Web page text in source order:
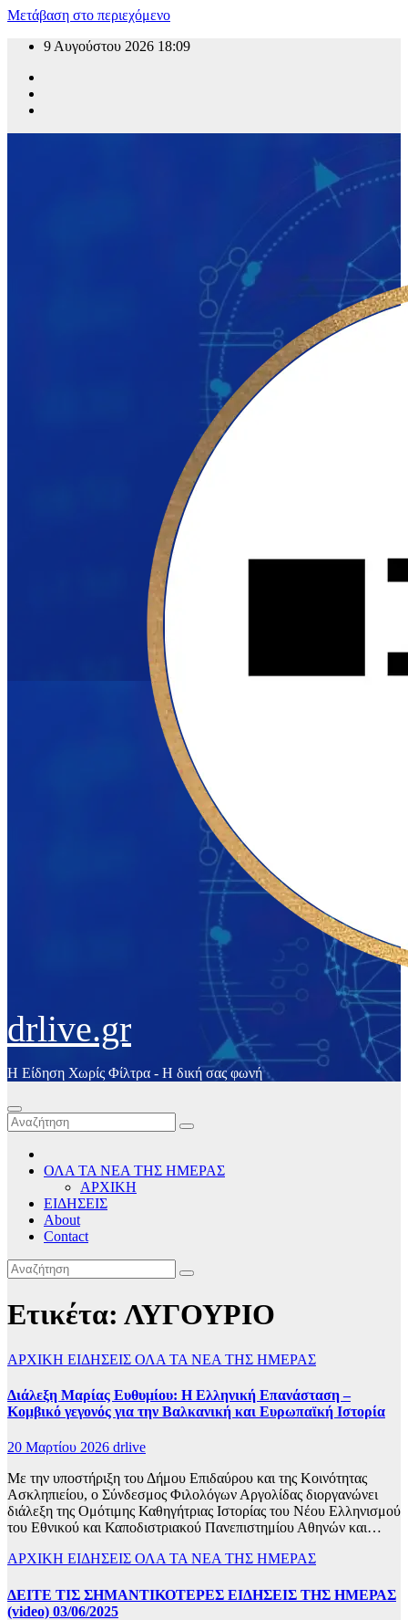
Μετάβαση στο περιεχόμενο
9 Αυγούστου 2026 18:09
drlive.gr
Η Είδηση Χωρίς Φίλτρα - H δική σας φωνή
ΟΛΑ ΤΑ ΝΕΑ ΤΗΣ ΗΜΕΡΑΣ
ΑΡΧΙΚΗ
ΕΙΔΗΣΕΙΣ
About
Contact
Ετικέτα: ΛΥΓΟΥΡΙΟ
ΑΡΧΙΚΗ ΕΙΔΗΣΕΙΣ ΟΛΑ ΤΑ ΝΕΑ ΤΗΣ ΗΜΕΡΑΣ
Διάλεξη Μαρίας Ευθυμίου: Η Ελληνική Επανάσταση –
Κομβικό γεγονός για την Βαλκανική και Ευρωπαϊκή Ιστορία
20 Μαρτίου 2026 drlive
Με την υποστήριξη του Δήμου Επιδαύρου και της Κοινότητας
Ασκληπιείου, ο Σύνδεσμος Φιλολόγων Αργολίδας διοργανώνει
διάλεξη της Ομότιμης Καθηγήτριας Ιστορίας του Νέου Ελληνισμού
του Εθνικού και Καποδιστριακού Πανεπιστημίου Αθηνών και…
ΑΡΧΙΚΗ ΕΙΔΗΣΕΙΣ ΟΛΑ ΤΑ ΝΕΑ ΤΗΣ ΗΜΕΡΑΣ
ΔΕΙΤΕ ΤΙΣ ΣΗΜΑΝΤΙΚΟΤΕΡΕΣ ΕΙΔΗΣΕΙΣ ΤΗΣ ΗΜΕΡΑΣ
(video) 03/06/2025